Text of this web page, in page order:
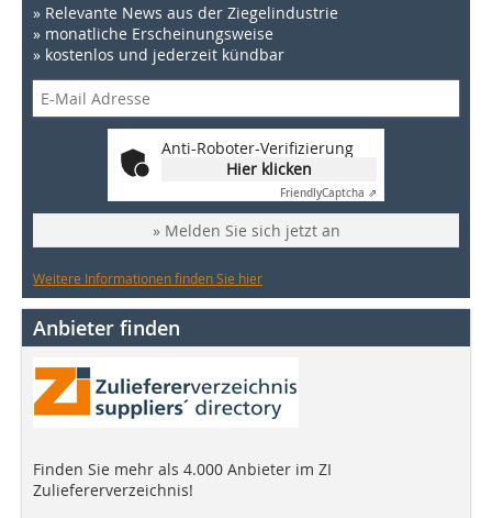
» Relevante News aus der Ziegelindustrie
» monatliche Erscheinungsweise
» kostenlos und jederzeit kündbar
Anti-Roboter-Verifizierung
Hier klicken
FriendlyCaptcha ⇗
» Melden Sie sich jetzt an
Weitere Informationen finden Sie hier
Anbieter finden
Finden Sie mehr als 4.000 Anbieter im ZI
Zuliefererverzeichnis!